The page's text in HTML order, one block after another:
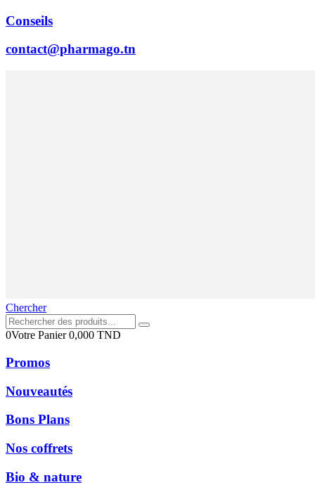
Conseils
contact@pharmago.tn
Chercher
0Votre Panier0,000 TND
Promos
Nouveautés
Bons Plans
Nos coffrets
Bio & nature